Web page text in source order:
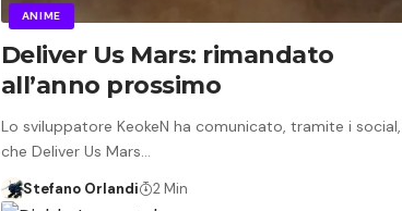
ANIME
Deliver Us Mars: rimandato
all’anno prossimo
Lo sviluppatore KeokeN ha comunicato, tramite i social,
che Deliver Us Mars…
Stefano Orlandi 2 Min